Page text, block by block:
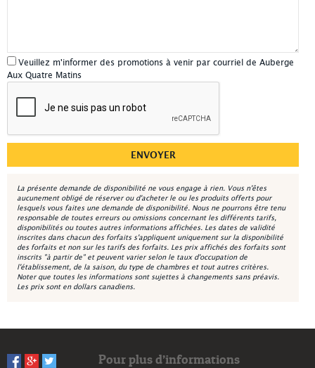
Veuillez m'informer des promotions à venir par courriel de Auberge
Aux Quatre Matins
La présente demande de disponibilité ne vous engage à rien. Vous n'êtes
aucunement obligé de réserver ou d'acheter le ou les produits offerts pour
lesquels vous faites une demande de disponibilité. Nous ne pourrons être tenu
responsable de toutes erreurs ou omissions concernant les différents tarifs,
disponibilités ou toutes autres informations affichées. Les dates de validité
inscrites dans chacun des forfaits s'appliquent uniquement sur la disponibilité
des forfaits et non sur les tarifs des forfaits. Les prix affichés des forfaits sont
inscrits "à partir de" et peuvent varier selon le taux d'occupation de
l'établissement, de la saison, du type de chambres et tout autres critères.
Noter que toutes les informations sont sujettes à changements sans préavis.
Les prix sont en dollars canadiens.
Pour plus d’informations